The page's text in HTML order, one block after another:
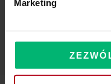
Marketing